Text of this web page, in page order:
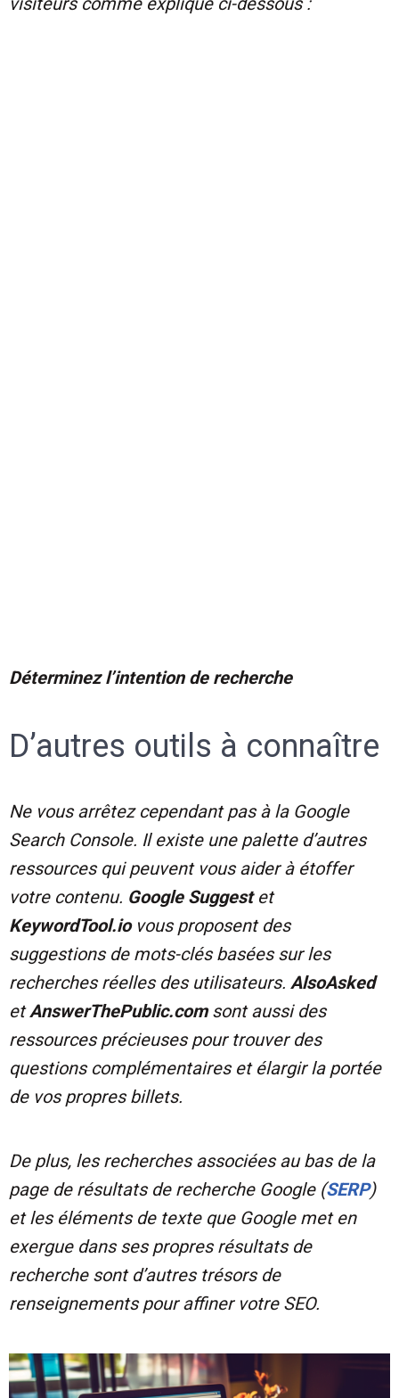
Déterminez l’intention de recherche
D’autres outils à connaître
Ne vous arrêtez cependant pas à la Google
Search Console. Il existe une palette d’autres
ressources qui peuvent vous aider à étoffer
votre contenu. Google Suggestet
KeywordTool.iovous proposent des
suggestions de mots-clés basées sur les
recherches réelles des utilisateurs. AlsoAsked
etAnswerThePublic.comsont aussi des
ressources précieuses pour trouver des
questions complémentaires et élargir la portée
de vos propres billets.
De plus, les recherches associées au bas de la
page de résultats de recherche Google (SERP)
et les éléments de texte que Google met en
exergue dans ses propres résultats de
recherche sont d’autres trésors de
renseignements pour affiner votre SEO.